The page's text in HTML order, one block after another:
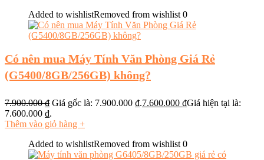
Added to wishlistRemoved from wishlist 0
Có nên mua Máy Tính Văn Phòng Giá Rẻ
(G5400/8GB/256GB) không?
7.900.000₫ Giá gốc là: 7.900.000 ₫.7.600.000 ₫Giá hiện tại là:
7.600.000 ₫.
Thêm vào giỏ hàng +
Added to wishlistRemoved from wishlist 0